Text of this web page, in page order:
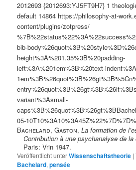
2012693 {2012693:YJ5FT9H7} 1
default 14864 https://philosophy-at-
content/plugins/zotpress/
bib-
height%3A%201.35%3B%20padding-
left%3A%201em%3B%20text-
variant%3Asmall-
05-
Bachelard, Gaston,La formation de
Contribution à une psychanalyse de
Paris: Vrin 1947.
Veröffentlicht unterWissenschaftstheorie |
Bachelard,pensée